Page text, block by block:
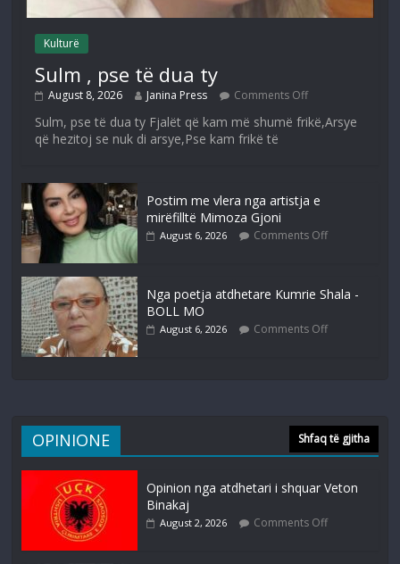
Kulturë
Sulm , pse të dua ty
August 8, 2026 Janina Press Comments Off
Sulm, pse të dua ty Fjalët që kam më shumë frikë,Arsye
që hezitoj se nuk di arsye,Pse kam frikë të
Postim me vlera nga artistja e
mirëfilltë Mimoza Gjoni
August 6, 2026 Comments Off
Nga poetja atdhetare Kumrie Shala -
BOLL MO
August 6, 2026 Comments Off
OPINIONE Shfaq të gjitha
Opinion nga atdhetari i shquar Veton
Binakaj
August 2, 2026 Comments Off